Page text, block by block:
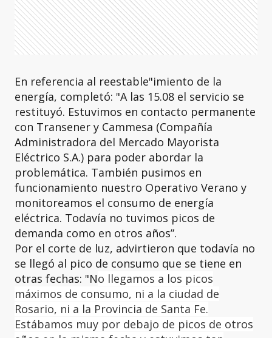
En referencia al reestable"imiento de la
energía, completó: "A las 15.08 el servicio se
restituyó. Estuvimos en contacto permanente
con Transener y Cammesa (Compañía
Administradora del Mercado Mayorista
Eléctrico S.A.) para poder abordar la
problemática. También pusimos en
funcionamiento nuestro Operativo Verano y
monitoreamos el consumo de energía
eléctrica. Todavía no tuvimos picos de
demanda como en otros años”.
Por el corte de luz, advirtieron que todavía no
se llegó al pico de consumo que se tiene en
otras fechas: "No llegamos a los picos
máximos de consumo, ni a la ciudad de
Rosario, ni a la Provincia de Santa Fe.
Estábamos muy por debajo de picos de otros